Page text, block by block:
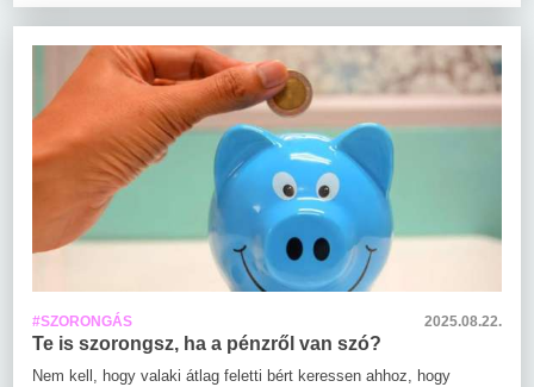
#SZORONGÁS 2025.08.22.
Te is szorongsz, ha a pénzről van szó?
Nem kell, hogy valaki átlag feletti bért keressen ahhoz, hogy